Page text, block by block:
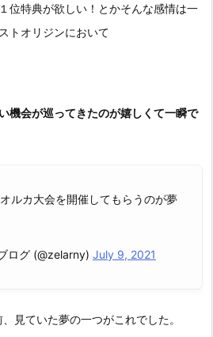
位特典が欲しい！とかそんな感情は一
トオリジンにおいて
機会が巡ってきたのが嬉しくて一瞬で
ルカ大会を開催してもらうのが夢
ログ (@zelarny) July 9, 2021
見ていた夢の一つがこれでした。